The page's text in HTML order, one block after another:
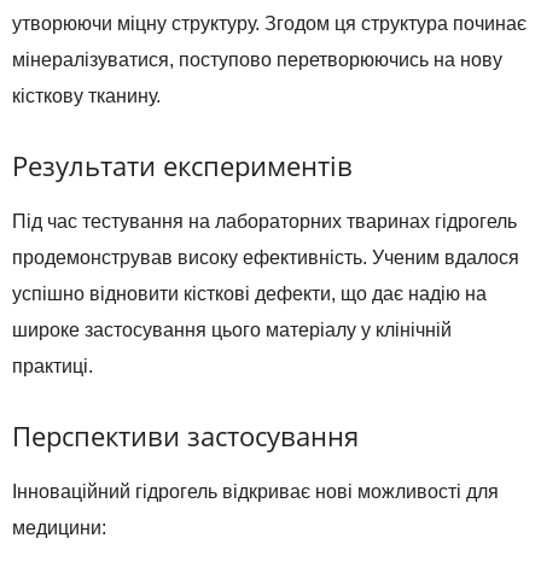
утворюючи міцну структуру. Згодом ця структура починає
мінералізуватися, поступово перетворюючись на нову
кісткову тканину.
Результати експериментів
Під час тестування на лабораторних тваринах гідрогель
продемонстрував високу ефективність. Ученим вдалося
успішно відновити кісткові дефекти, що дає надію на
широке застосування цього матеріалу у клінічній
практиці.
Перспективи застосування
Інноваційний гідрогель відкриває нові можливості для
медицини: